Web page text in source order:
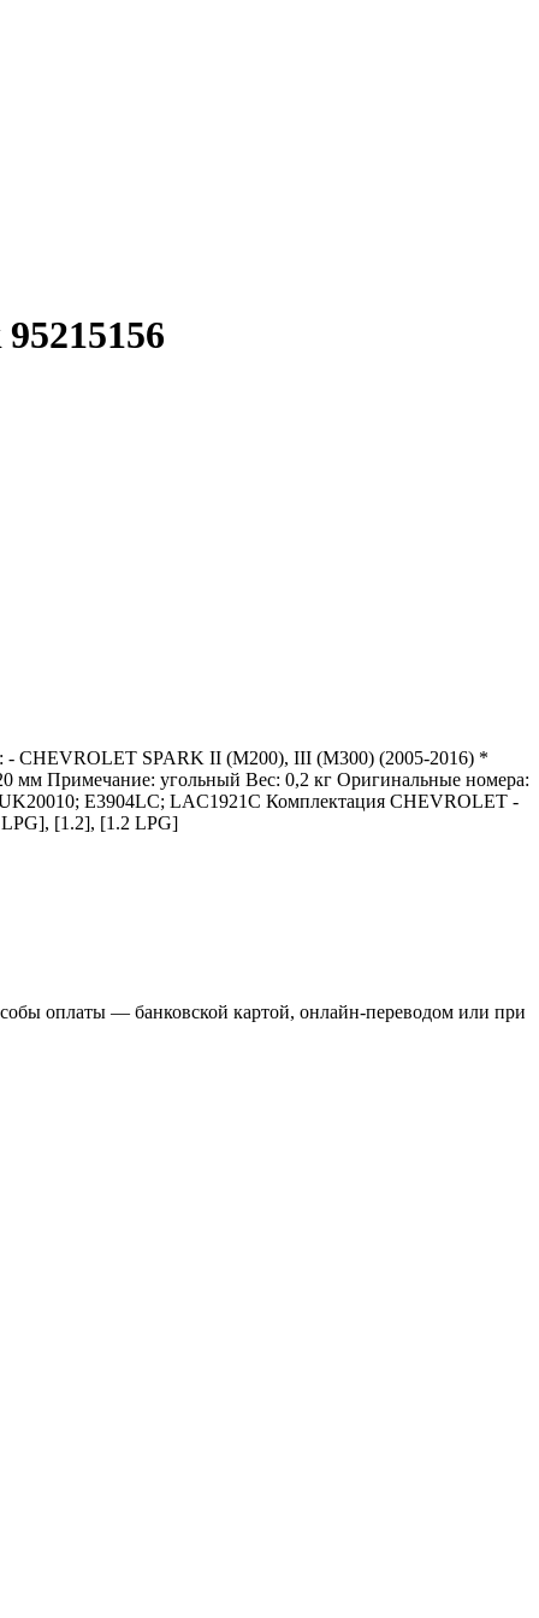
- CHEVROLET SPARK II (M200), III (M300) (2005-2016) *
Примечание: угольный Вес: 0,2 кг Оригинальные номера:
E3904LC; LAC1921C Комплектация CHEVROLET -
[1.2], [1.2 LPG]
оплаты — банковской картой, онлайн-переводом или при